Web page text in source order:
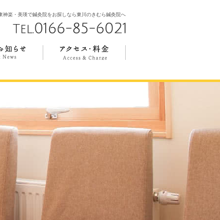
神楽・美瑛で鍼灸院をお探しなら東川のきむら鍼灸院へ